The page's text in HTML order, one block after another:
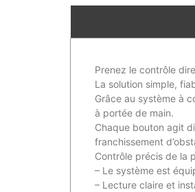
Prenez le contrôle
La solution simple,
Grâce au système à
à portée de main.
Chaque bouton agit
franchissement
Contrôle précis de la
– Le système est
– Lecture claire et